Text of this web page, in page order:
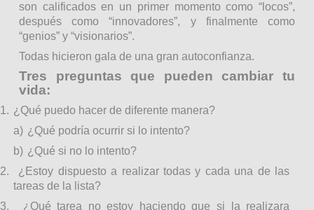
son calificados en un primer momento como “locos”,
después como “innovadores”, y finalmente como
“genios” y “visionarios”.
Todas hicieron gala de una gran autoconfianza.
Tres preguntas que pueden cambiar tu
vida:
1. ¿Qué puedo hacer de diferente manera?
a) ¿Qué podría ocurrir si lo intento?
b) ¿Qué si no lo intento?
2.
¿Estoy dispuesto a realizar todas y cada una de las
tareas de la lista?
3.
¿Qué tarea no estoy haciendo que si la realizara